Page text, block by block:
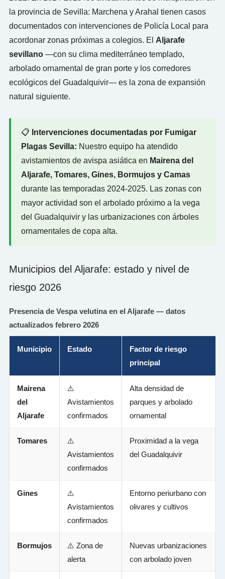
la provincia de Sevilla: Marchena y Arahal tienen casos
documentados con intervenciones de Policía Local para
acordonar zonas próximas a colegios. El Aljarafe
sevillano—con su clima mediterráneo templado,
arbolado ornamental de gran porte y los corredores
ecológicos del Guadalquivir— es la zona de expansión
natural siguiente.
📋 Intervenciones documentadas por Fumigar
Plagas Sevilla: Nuestro equipo ha atendido
avistamientos de avispa asiática en Mairena del
Aljarafe, Tomares, Gines, Bormujos y Camas
durante las temporadas 2024-2025. Las zonas con
mayor actividad son el arbolado próximo a la vega
del Guadalquivir y las urbanizaciones con árboles
ornamentales de copa alta.
Municipios del Aljarafe: estado y nivel de
riesgo 2026
Presencia de Vespa velutina en el Aljarafe — datos
actualizados febrero 2026
Municipio Estado
Factor de riesgo
principal
Mairena
del
Aljarafe
⚠️
Avistamientos
confirmados
Alta densidad de
parques y arbolado
ornamental
Tomares
⚠️
Avistamientos
confirmados
Proximidad a la vega
del Guadalquivir
Gines
⚠️
Avistamientos
confirmados
Entorno periurbano con
olivares y cultivos
Bormujos
⚠️ Zona de
alerta
Nuevas urbanizaciones
con arbolado joven